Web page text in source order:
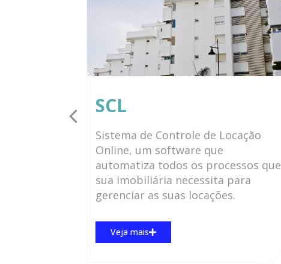
SCL
Sistema de Controle de Locação
Online, um software que
automatiza todos os processos que
sua imobiliária necessita para
gerenciar as suas locações.
Veja mais